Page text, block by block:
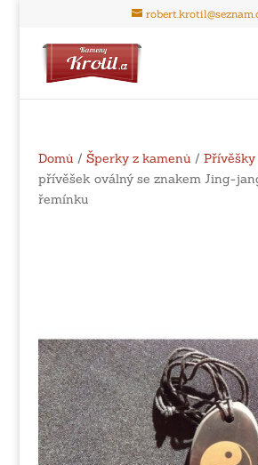
Domů / Šperky z kamenů / Přívěšky
přívěšek oválný se znakem Jing-
řemínku